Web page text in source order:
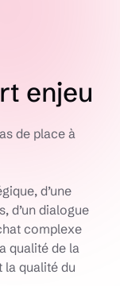
enjeu
de place à
d’une
d’un dialogue
complexe
qualité de la
qualité du